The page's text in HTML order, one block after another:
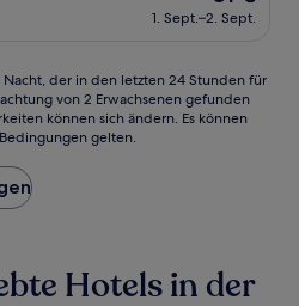
Preis
beträgt
1. Sept.–2. Sept.
der in den letzten 24 Stunden für
von 2 Erwachsenen gefunden
können sich ändern. Es können
gelten.
Hotels in der